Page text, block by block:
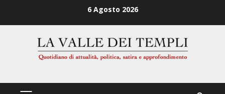
6 Agosto 2026